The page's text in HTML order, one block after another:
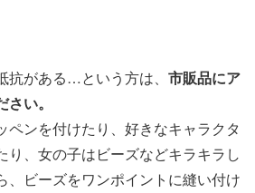
抗がある…という方は、 市販品にア
い。
ペンを付けたり、好きなキャラクタ
り、女の子はビーズなどキラキラし
、ビーズをワンポイントに縫い付け